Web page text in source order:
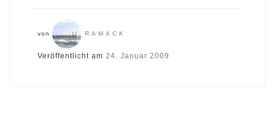
von RAMACK
Veröffentlicht am 24. Januar 2009